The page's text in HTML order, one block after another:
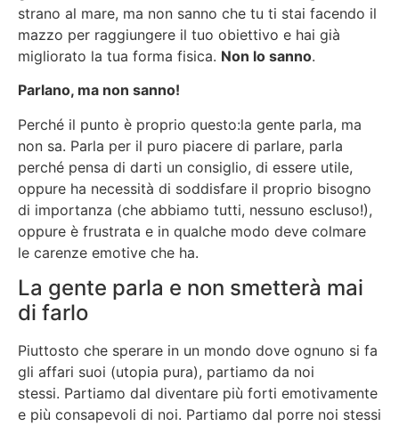
strano al mare, ma non sanno che tu ti stai facendo il
mazzo per raggiungere il tuo obiettivo e hai già
migliorato la tua forma fisica. Non lo sanno.
Parlano, ma non sanno!
Perché il punto è proprio questo:la gente parla, ma
non sa. Parla per il puro piacere di parlare, parla
perché pensa di darti un consiglio, di essere utile,
oppure ha necessità di soddisfare il proprio bisogno
di importanza (che abbiamo tutti, nessuno escluso!),
oppure è frustrata e in qualche modo deve colmare
le carenze emotive che ha.
La gente parla e non smetterà mai
di farlo
Piuttosto che sperare in un mondo dove ognuno si fa
gli affari suoi (utopia pura), partiamo da noi
stessi. Partiamo dal diventare più forti emotivamente
e più consapevoli di noi. Partiamo dal porre noi stessi